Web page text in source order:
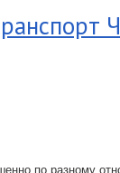
по разному